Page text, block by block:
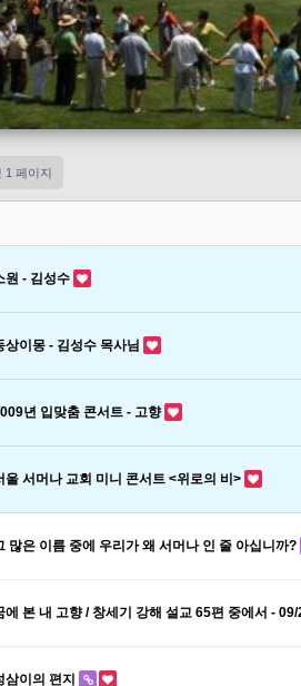
1 페이지
원 - 김성수
상이몽 - 김성수 목사님
년 입맞춤 콘서트 - 고향
울 서머나 교회 미니 콘서트 <위로의 비>
많은 이름 중에 우리가 왜 서머나 인 줄 아십니까?
에 본 내 고향 / 창세기 강해 설교 65편 중에서 -
삼이의 편지